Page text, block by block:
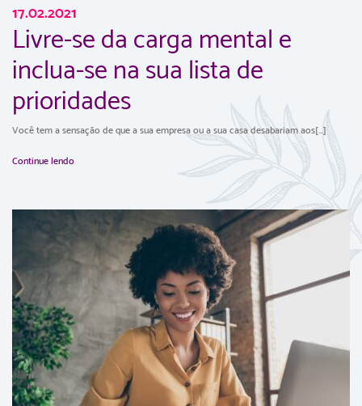
17.02.2021
Livre-se da carga mental e
inclua-se na sua lista de
prioridades
Você tem a sensação de que a sua empresa ou a sua casa desabariam aos[...]
Continue lendo